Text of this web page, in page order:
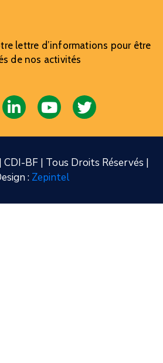
lettre d’informations pour être
de nos activités
BF | Tous Droits Réservés |
: Zepintel